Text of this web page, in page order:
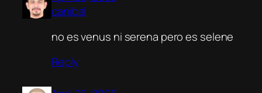
canibal
no es venus ni serena pero es selene
Reply